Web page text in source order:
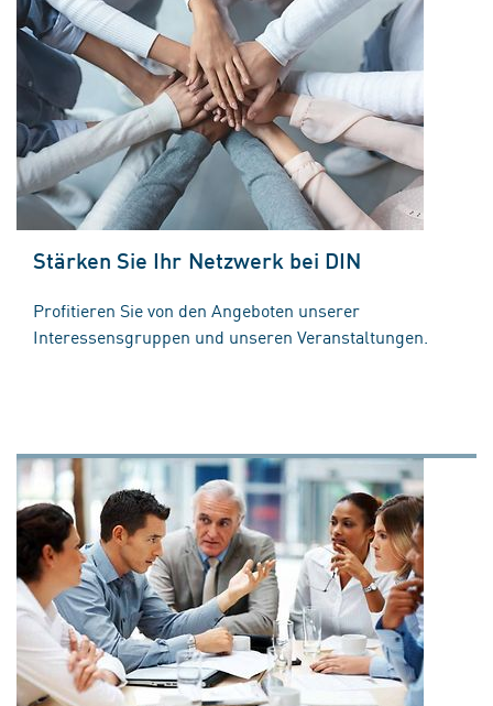
Stärken Sie Ihr Netzwerk bei DIN
Profitieren Sie von den Angeboten unserer
Interessensgruppen und unseren Veranstaltungen.